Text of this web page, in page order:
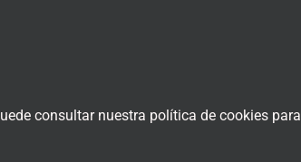
consultar nuestra política de cookies para